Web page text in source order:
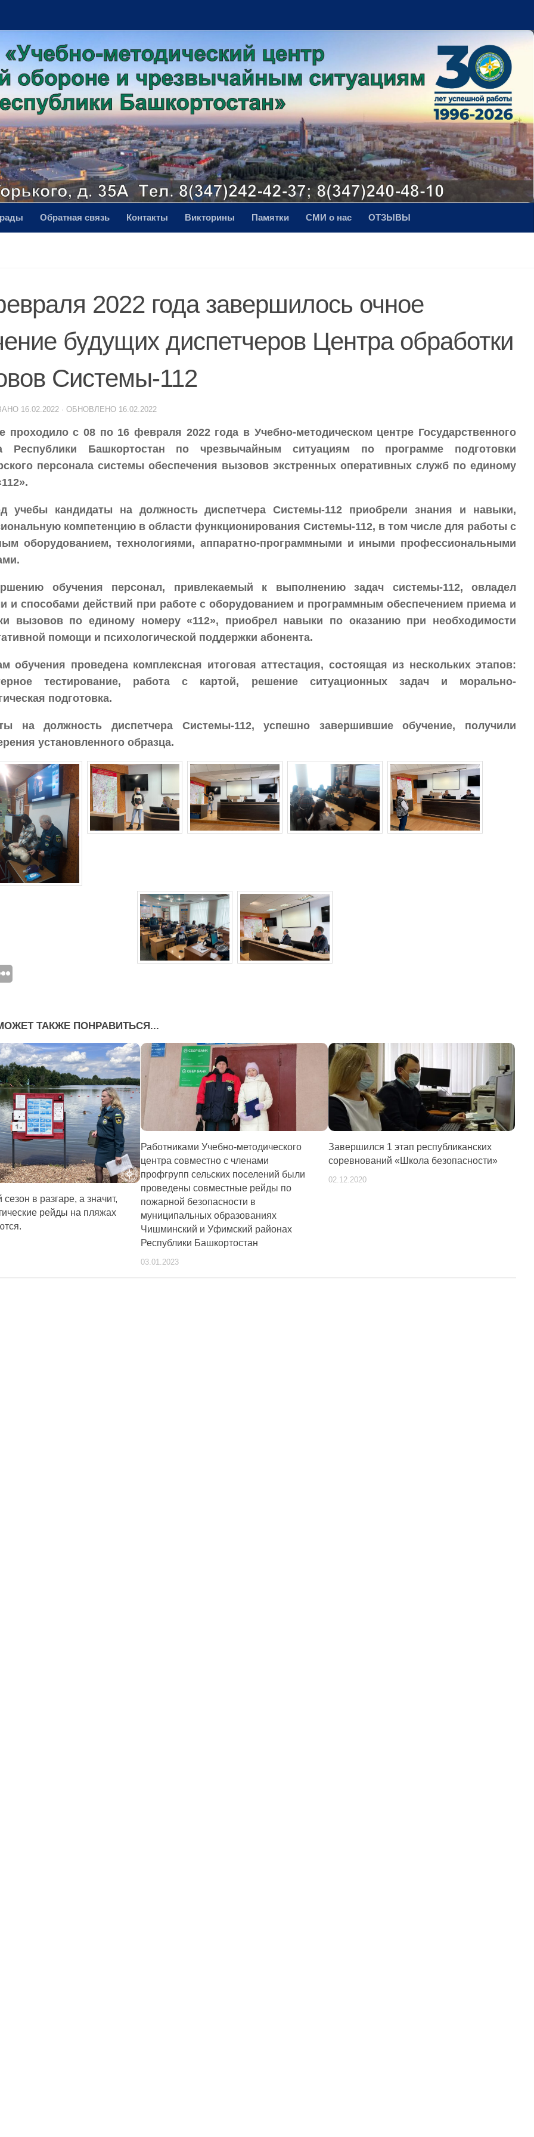
Обратная связь Контакты Викторины Памятки СМИ о нас ОТЗЫВЫ
2022 года завершилось очное
будущих диспетчеров Центра обработки
Системы-112
16.02.2022 · ОБНОВЛЕНО 16.02.2022
проходило с 08 по 16 февраля 2022 года в Учебно-методическом центре Государственного
Республики Башкортостан по чрезвычайным ситуациям по программе подготовки
персонала системы обеспечения вызовов экстренных оперативных служб по единому
учебы кандидаты на должность диспетчера Системы-112 приобрели знания и навыки,
компетенцию в области функционирования Системы-112, в том числе для работы с
оборудованием, технологиями, аппаратно-программными и иными профессиональными
обучения персонал, привлекаемый к выполнению задач системы-112, овладел
и способами действий при работе с оборудованием и программным обеспечением приема и
вызовов по единому номеру «112», приобрел навыки по оказанию при необходимости
помощи и психологической поддержки абонента.
обучения проведена комплексная итоговая аттестация, состоящая из нескольких этапов:
тестирование, работа с картой, решение ситуационных задач и морально-
подготовка.
на должность диспетчера Системы-112, успешно завершившие обучение, получили
установленного образца.
ТАКЖЕ ПОНРАВИТЬСЯ...
в разгаре, а значит,
рейды на пляжах
Работниками Учебно-методического
центра совместно с членами
профгрупп сельских поселений были
проведены совместные рейды по
пожарной безопасности в
муниципальных образованиях
Чишминский и Уфимский районах
Республики Башкортостан
03.01.2023
Завершился 1 этап республиканских
соревнований «Школа безопасности»
02.12.2020